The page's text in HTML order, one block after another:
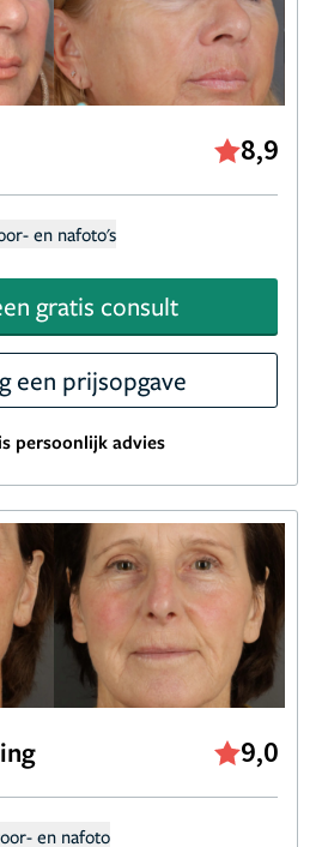
8,9
en nafoto's
gratis consult
een prijsopgave
persoonlijk advies
9,0
en nafoto